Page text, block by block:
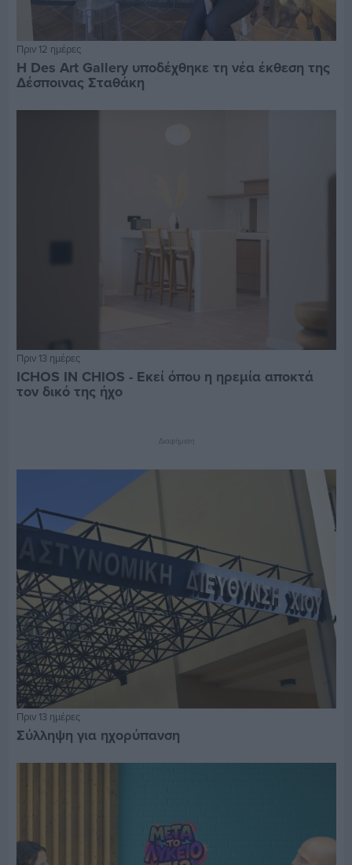
Πριν 12 ημέρες
Η Des Art Gallery υποδέχθηκε τη νέα έκθεση της
Δέσποινας Σταθάκη
Πριν 13 ημέρες
ICHOS IN CHIOS - Εκεί όπου η ηρεμία αποκτά
τον δικό της ήχο
Διαφήμιση
Πριν 13 ημέρες
Σύλληψη για ηχορύπανση